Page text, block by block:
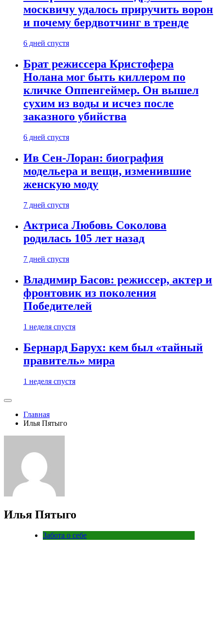
москвичу удалось приручить ворон
и почему бердвотчинг в тренде
6 дней спустя
Брат режиссера Кристофера
Нолана мог быть киллером по
кличке Оппенгеймер. Он вышел
сухим из воды и исчез после
заказного убийства
6 дней спустя
Ив Сен-Лоран: биография
модельера и вещи, изменившие
женскую моду
7 дней спустя
Актриса Любовь Соколова
родилась 105 лет назад
7 дней спустя
Владимир Басов: режиссер, актер и
фронтовик из поколения
Победителей
1 неделя спустя
Бернард Барух: кем был «тайный
правитель» мира
1 неделя спустя
Главная
Илья Пятыго
Илья Пятыго
Забота о себе